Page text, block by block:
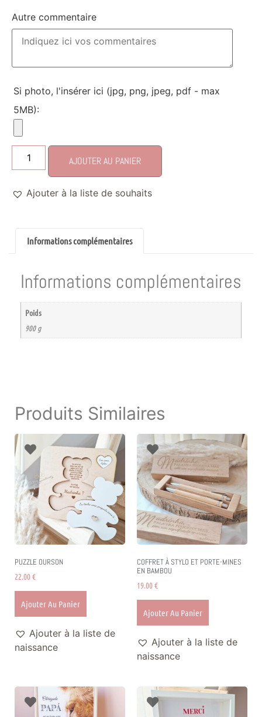
Autre commentaire
Si photo, l'insérer ici (jpg, png, jpeg, pdf - max
5MB):
AJOUTER AU PANIER
Ajouter à la liste de souhaits
Informations complémentaires
Informations complémentaires
Poids
900 g
Produits Similaires
PUZZLE OURSON
22.00€
Ajouter Au Panier
Ajouter à la liste de
naissance
COFFRET À STYLO ET PORTE-MINES
EN BAMBOU
19.00€
Ajouter Au Panier
Ajouter à la liste de
naissance